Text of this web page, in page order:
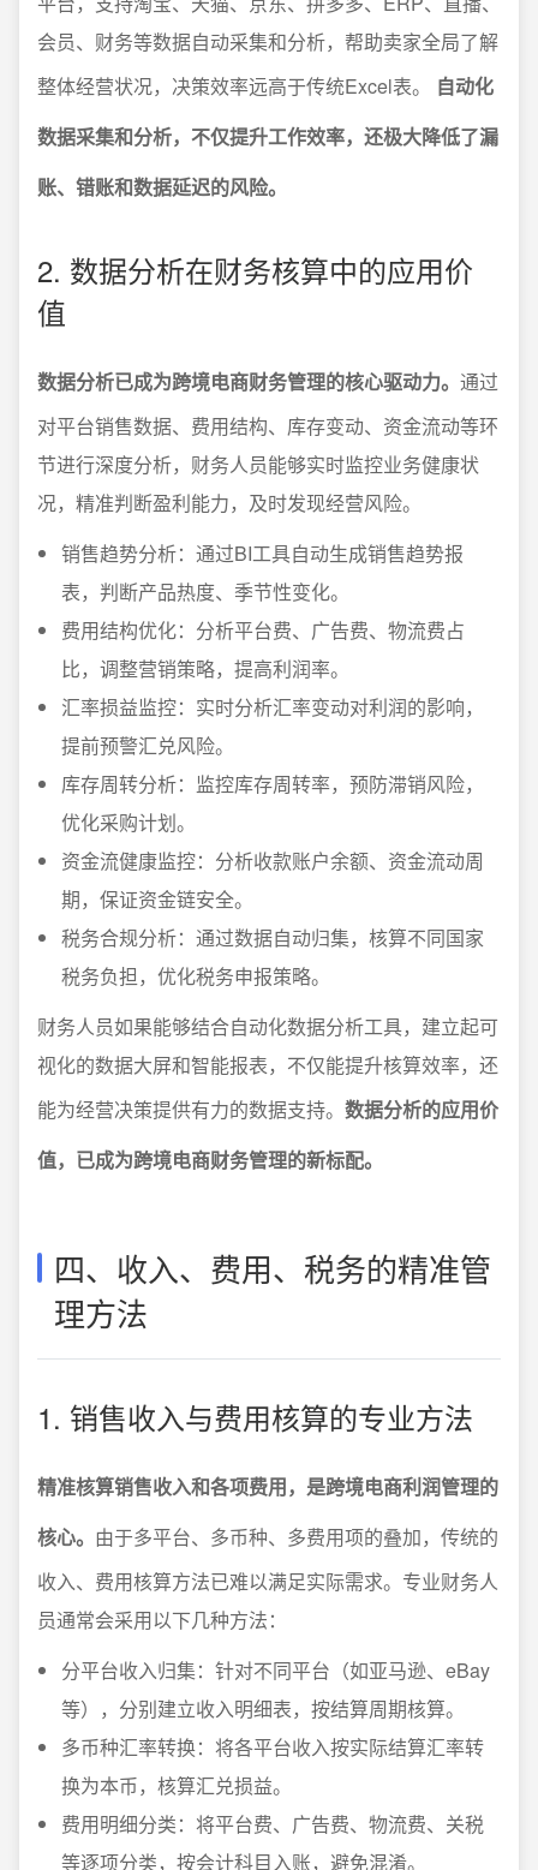
会员、财务等数据自动采集和分析，帮助卖家全局了解
整体经营状况，决策效率远高于传统Excel表。 自动化
数据采集和分析，不仅提升工作效率，还极大降低了漏
账、错账和数据延迟的风险。
2. 数据分析在财务核算中的应用价
值
数据分析已成为跨境电商财务管理的核心驱动力。 通过
对平台销售数据、费用结构、库存变动、资金流动等环
节进行深度分析，财务人员能够实时监控业务健康状
况，精准判断盈利能力，及时发现经营风险。
销售趋势分析：通过BI工具自动生成销售趋势报
表，判断产品热度、季节性变化。
费用结构优化：分析平台费、广告费、物流费占
比，调整营销策略，提高利润率。
汇率损益监控：实时分析汇率变动对利润的影响，
提前预警汇兑风险。
库存周转分析：监控库存周转率，预防滞销风险，
优化采购计划。
资金流健康监控：分析收款账户余额、资金流动周
期，保证资金链安全。
税务合规分析：通过数据自动归集，核算不同国家
税务负担，优化税务申报策略。
财务人员如果能够结合自动化数据分析工具，建立起可
视化的数据大屏和智能报表，不仅能提升核算效率，还
能为经营决策提供有力的数据支持。 数据分析的应用价
值，已成为跨境电商财务管理的新标配。
四、收入、费用、税务的精准管
理方法
1. 销售收入与费用核算的专业方法
精准核算销售收入和各项费用，是跨境电商利润管理的
核心。 由于多平台、多币种、多费用项的叠加，传统的
收入、费用核算方法已难以满足实际需求。专业财务人
员通常会采用以下几种方法：
分平台收入归集：针对不同平台（如亚马逊、eBay
等），分别建立收入明细表，按结算周期核算。
多币种汇率转换：将各平台收入按实际结算汇率转
换为本币，核算汇兑损益。
费用明细分类：将平台费、广告费、物流费、关税
等逐项分类，按会计科目入账，避免混淆。